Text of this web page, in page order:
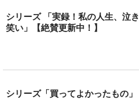
シリーズ 「実録！私の人生、泣き
笑い」【絶賛更新中！】
シリーズ「買ってよかったもの」